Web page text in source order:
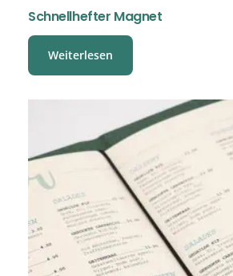
Schnellhefter Magnet
Weiterlesen